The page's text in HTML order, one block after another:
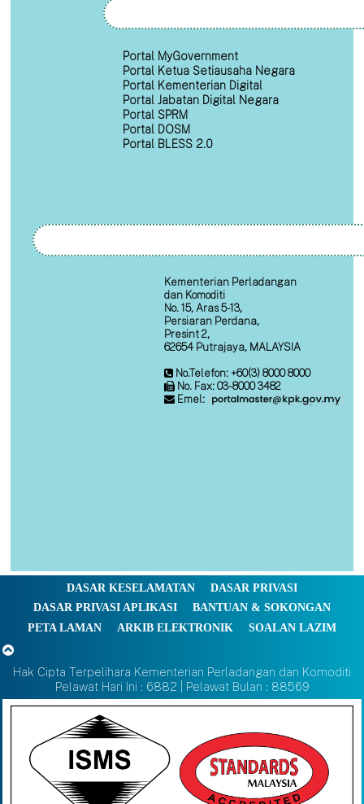
Portal MyGovernment
Portal Ketua Setiausaha Negara
Portal Kementerian Digital
Portal Jabatan Digital Negara
Portal SPRM
Portal DOSM
Portal BLESS 2.0
Kementerian Perladangan
dan Komoditi
No. 15, Aras 5-13,
Persiaran Perdana,
Presint 2,
62654 Putrajaya, MALAYSIA
No.Telefon: +60(3) 8000 8000
No. Fax: 03-8000 3482
Emel:
DASAR KESELAMATAN
DASAR PRIVASI
DASAR PRIVASI APLIKASI
BANTUAN & SOKONGAN
PETA LAMAN
ARKIB ELEKTRONIK SOALAN LAZIM
Hak Cipta Terpelihara Kementerian Perladangan dan Komoditi
Pelawat Hari Ini : 6882 | Pelawat Bulan : 88569